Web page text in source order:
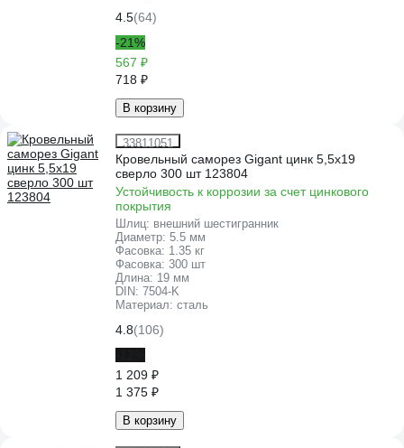
4.5(64)
-21%
567 ₽
718 ₽
В корзину
33811051
Кровельный саморез Gigant цинк 5,5x19
сверло 300 шт 123804
Устойчивость к коррозии за счет цинкового
покрытия
Шлиц: внешний шестигранник
Диаметр: 5.5 мм
Фасовка: 1.35 кг
Фасовка: 300 шт
Длина: 19 мм
DIN: 7504-K
Материал: сталь
4.8(106)
1 209 ₽
1 375 ₽
В корзину